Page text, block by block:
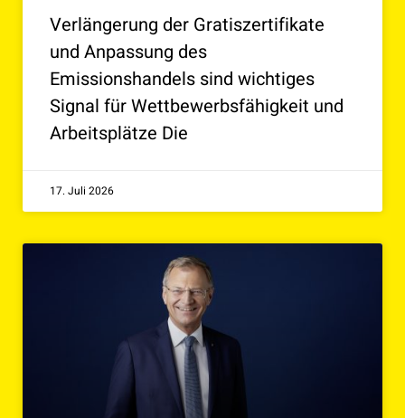
Verlängerung der Gratiszertifikate
und Anpassung des
Emissionshandels sind wichtiges
Signal für Wettbewerbsfähigkeit und
Arbeitsplätze Die
17. Juli 2026